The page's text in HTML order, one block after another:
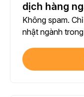
dịch hàng
Không spam.
nhật ngành